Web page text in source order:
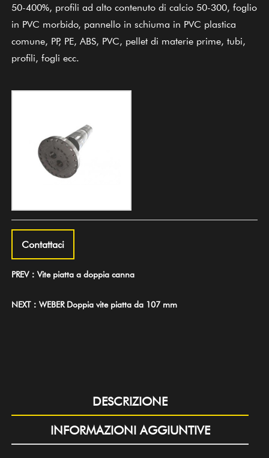
50-400%, profili ad alto contenuto di calcio 50-300, foglio
in PVC morbido, pannello in schiuma in PVC plastica
comune, PP, PE, ABS, PVC, pellet di materie prime, tubi,
profili, fogli ecc.
Contattaci
PREV：Vite piatta a doppia canna
NEXT：WEBER Doppia vite piatta da 107 mm
DESCRIZIONE
INFORMAZIONI AGGIUNTIVE